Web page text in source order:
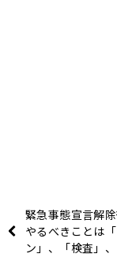
緊急事態宣言解
やるべきことは
ン」、「検査」